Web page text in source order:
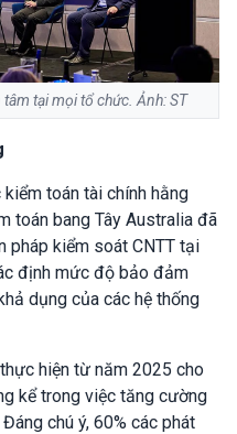
tại mọi tổ chức. Ảnh: ST
toán tài chính hằng
toán bang Tây Australia đã
pháp kiểm soát CNTT tại
định mức độ bảo đảm
dụng của các hệ thống
hiện từ năm 2025 cho
kể trong việc tăng cường
chú ý, 60% các phát